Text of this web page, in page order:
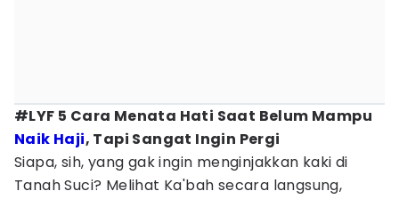
#LYF 5 Cara Menata Hati Saat Belum Mampu
Naik Haji, Tapi Sangat Ingin Pergi
Siapa, sih, yang gak ingin menginjakkan kaki di
Tanah Suci? Melihat Ka'bah secara langsung,